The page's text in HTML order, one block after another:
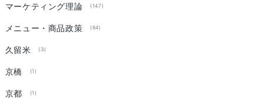
マーケティング理論 (147)
メニュー・商品政策 (84)
久留米 (3)
京橋 (1)
京都 (1)